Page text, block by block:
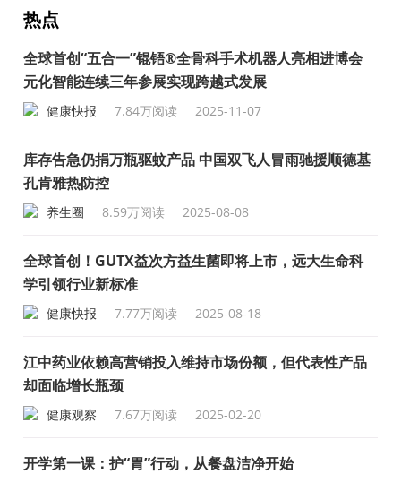
热点
全球首创“五合一”锟铻®全骨科手术机器人亮相进博会
元化智能连续三年参展实现跨越式发展
健康快报 7.84万阅读 2025-11-07
库存告急仍捐万瓶驱蚊产品 中国双飞人冒雨驰援顺德基
孔肯雅热防控
养生圈 8.59万阅读 2025-08-08
全球首创！GUTX益次方益生菌即将上市，远大生命科
学引领行业新标准
健康快报 7.77万阅读 2025-08-18
江中药业依赖高营销投入维持市场份额，但代表性产品
却面临增长瓶颈
健康观察 7.67万阅读 2025-02-20
开学第一课：护“胃”行动，从餐盘洁净开始